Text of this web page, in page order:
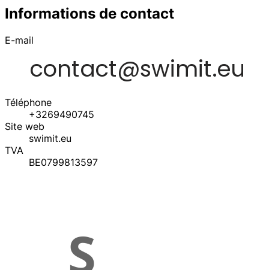
Informations de contact
E-mail
Téléphone
+3269490745
Site web
swimit.eu
TVA
BE0799813597